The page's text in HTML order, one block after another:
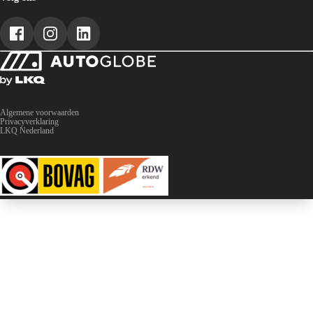
Voor dealerbedrijven & Dealerholdings
Algemene voorwaarden
Privacyverklaring
LKQ Nederland